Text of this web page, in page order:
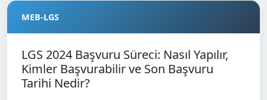
MEB-LGS
LGS 2024 Başvuru Süreci: Nasıl Yapılır,
Kimler Başvurabilir ve Son Başvuru
Tarihi Nedir?